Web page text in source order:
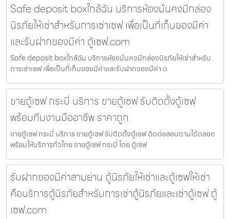
Safe deposit boxใกล้ฉัน บริการห้องมั่นคงมีกล่อง
นิรภัยให้เช่าสำหรับการเช่าเซฟ เพื่อเป็นที่เก็บของมีค่า
และรับฝากของมีค่า ตู้เซฟ.com
Safe deposit boxใกล้ฉัน บริการห้องมั่นคงมีกล่องนิรภัยให้เช่าสำหรับ
การเช่าเซฟ เพื่อเป็นที่เก็บของมีค่าและรับฝากของมีค่า ต
ขายตู้เซฟ กระบี่ บริการ ขายตู้เซฟ รับติดตั้งตู้เซฟ
พร้อมทีมงานมืออาชีพ ราคาถูก
ขายตู้เซฟ กระบี่ บริการ ขายตู้เซฟ รับติดตั้งตู้เซฟ ติดต่อสอบถามได้ตลอด
พร้อมให้บริการทั่วไทย ขายตู้เซฟ กระบี่ โดย ตู้เซฟ
รับฝากของมีค่าสามย่าน ตู้นิรภัยให้เช่าและตู้เซฟให้เช่า
คือบริการตู้นิรภัยสำหรับการเช่าตู้นิรภัยและเช่าตู้เซฟ ตู้
เซฟ.com